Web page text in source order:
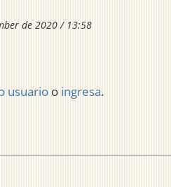
de 2020 / 13:58
usuario o ingresa.